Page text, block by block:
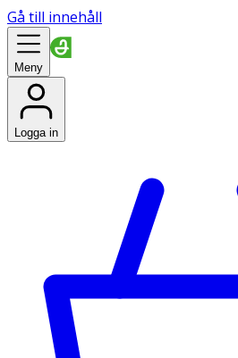
Gå till innehåll
Meny
Logga in